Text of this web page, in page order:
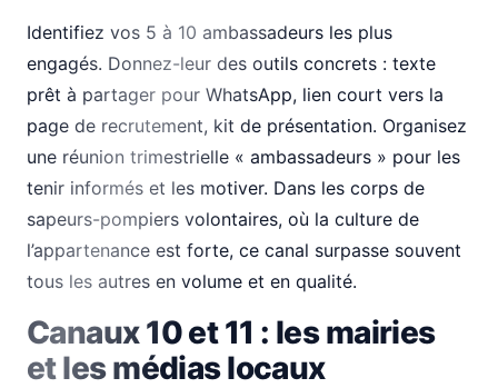
Identifiez vos 5 à 10 ambassadeurs les plus
engagés. Donnez-leur des outils concrets : texte
prêt à partager pour WhatsApp, lien court vers la
page de recrutement, kit de présentation. Organisez
une réunion trimestrielle « ambassadeurs » pour les
tenir informés et les motiver. Dans les corps de
sapeurs-pompiers volontaires, où la culture de
l’appartenance est forte, ce canal surpasse souvent
tous les autres en volume et en qualité.
Canaux 10 et 11 : les mairies
et les médias locaux